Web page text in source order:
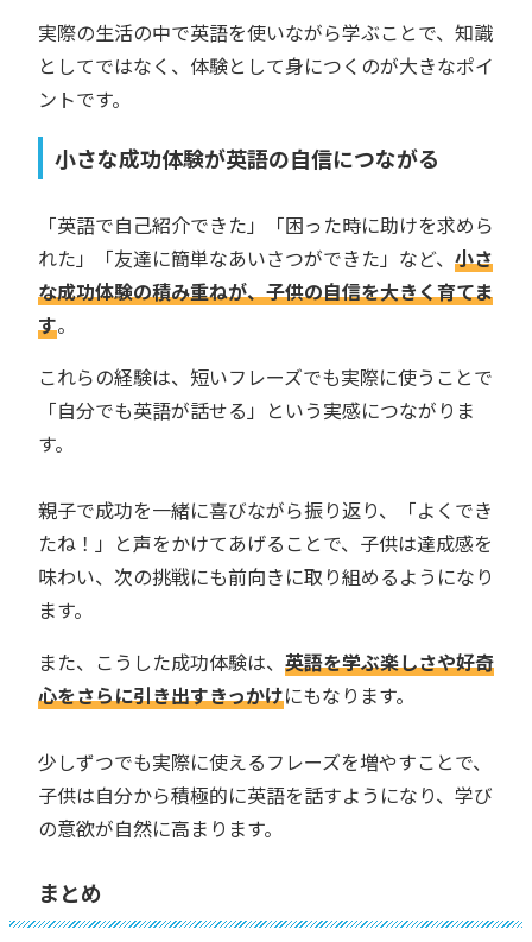
実際の生活の中で英語を使いながら学ぶことで、知識
としてではなく、体験として身につくのが大きなポイ
ントです。
小さな成功体験が英語の自信につながる
「英語で自己紹介できた」「困った時に助けを求めら
れた」「友達に簡単なあいさつができた」など、 小さ
な成功体験の積み重ねが、子供の自信を大きく育てま
す。
これらの経験は、短いフレーズでも実際に使うことで
「自分でも英語が話せる」という実感につながりま
す。
親子で成功を一緒に喜びながら振り返り、「よくでき
たね！」と声をかけてあげることで、子供は達成感を
味わい、次の挑戦にも前向きに取り組めるようになり
ます。
また、こうした成功体験は、 英語を学ぶ楽しさや好奇
心をさらに引き出すきっかけにもなります。
少しずつでも実際に使えるフレーズを増やすことで、
子供は自分から積極的に英語を話すようになり、学び
の意欲が自然に高まります。
まとめ